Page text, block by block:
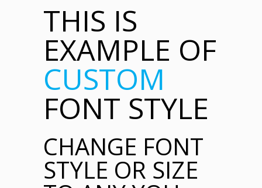
THIS IS
EXAMPLE OF
CUSTOM
FONT STYLE
CHANGE FONT
STYLE OR SIZE